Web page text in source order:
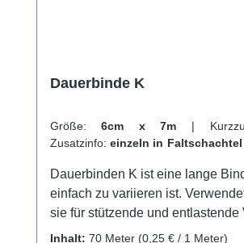
Dauerbinde K
Größe: 6cm x 7m |
Zusatzinfo: einzeln in Faltschachtel
Dauerbinden K ist eine lange
einfach zu variieren ist.
sie für stützende und entlastende
an Gelenken und Bändern. Bei
Inhalt: 70 Meter (0,25 € / 1 Meter)